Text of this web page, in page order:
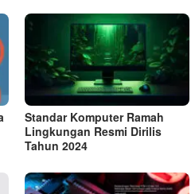
Standar Komputer Ramah
Lingkungan Resmi Dirilis
Tahun 2024